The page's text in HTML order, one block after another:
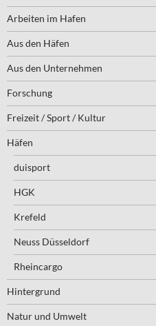
Arbeiten im Hafen
Aus den Häfen
Aus den Unternehmen
Forschung
Freizeit / Sport / Kultur
Häfen
duisport
HGK
Krefeld
Neuss Düsseldorf
Rheincargo
Hintergrund
Natur und Umwelt